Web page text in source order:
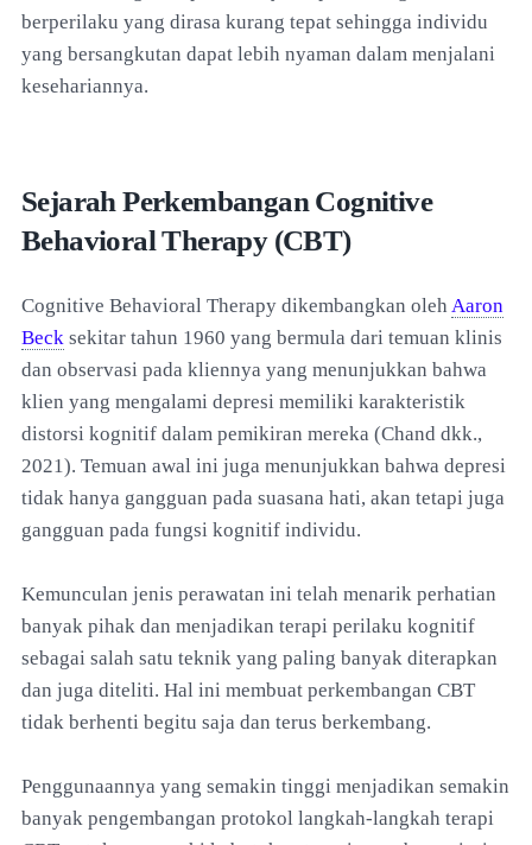
berperilaku yang dirasa kurang tepat sehingga individu
yang bersangkutan dapat lebih nyaman dalam menjalani
kesehariannya.
Sejarah Perkembangan Cognitive
Behavioral Therapy (CBT)
Cognitive Behavioral Therapy dikembangkan oleh Aaron
Beck sekitar tahun 1960 yang bermula dari temuan klinis
dan observasi pada kliennya yang menunjukkan bahwa
klien yang mengalami depresi memiliki karakteristik
distorsi kognitif dalam pemikiran mereka (Chand dkk.,
2021). Temuan awal ini juga menunjukkan bahwa depresi
tidak hanya gangguan pada suasana hati, akan tetapi juga
gangguan pada fungsi kognitif individu.
Kemunculan jenis perawatan ini telah menarik perhatian
banyak pihak dan menjadikan terapi perilaku kognitif
sebagai salah satu teknik yang paling banyak diterapkan
dan juga diteliti. Hal ini membuat perkembangan CBT
tidak berhenti begitu saja dan terus berkembang.
Penggunaannya yang semakin tinggi menjadikan semakin
banyak pengembangan protokol langkah-langkah terapi